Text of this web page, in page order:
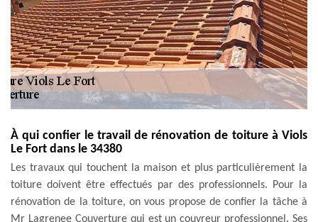
À qui confier le travail de rénovation de toiture à Viols
Le Fort dans le 34380
Les travaux qui touchent la maison et plus particulièrement la
toiture doivent être effectués par des professionnels. Pour la
rénovation de la toiture, on vous propose de confier la tâche à
Mr Lagrenee Couverture qui est un couvreur professionnel. Ses